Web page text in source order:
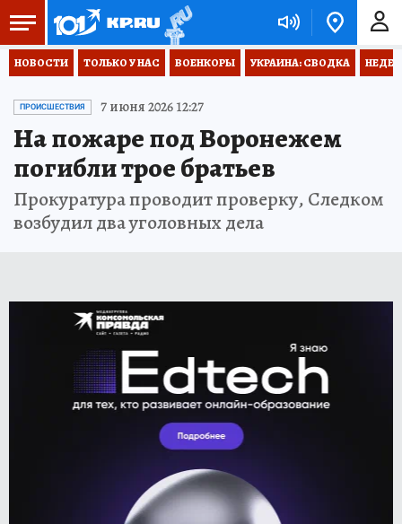
НОВОСТИ ТОЛЬКО У НАС ВОЕНКОРЫ УКРАИНА: СВОДКА
ПРОИСШЕСТВИЯ 7 июня 2026 12:27
На пожаре под Воронежем
погибли трое братьев
Прокуратура проводит проверку, Следком
возбудил два уголовных дела